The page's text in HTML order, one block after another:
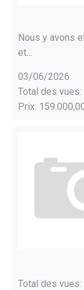
Nous y avons
et…
03/06/2026
Total des vues:
Prix:
Total des vues: